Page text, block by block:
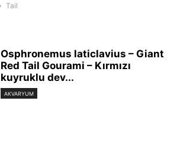
Tail
Osphronemus laticlavius – Giant
Red Tail Gourami – Kırmızı
kuyruklu dev...
AKVARYUM